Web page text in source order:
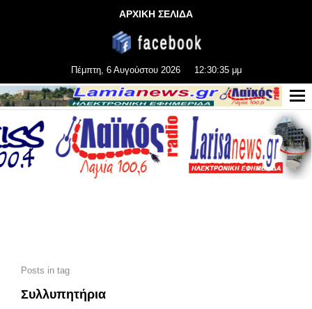
ΑΡΧΙΚΗ ΣΕΛΙΔΑ
Πέμπτη, 6 Αυγούστου 2026 12:30:37 μμ
Posts in tag
Συλλυπητήρια